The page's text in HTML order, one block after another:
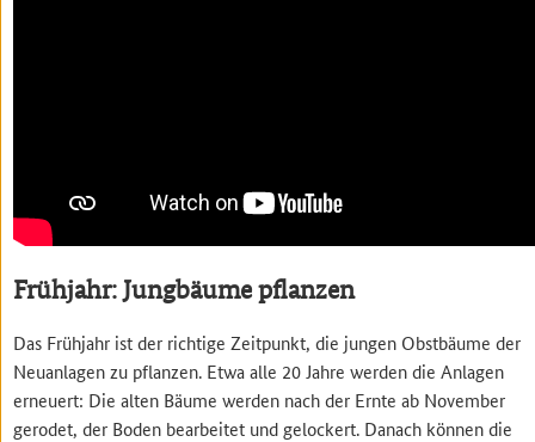
Frühjahr: Jungbäume pflanzen
Das Frühjahr ist der richtige Zeitpunkt, die jungen Obstbäume der
Neuanlagen zu pflanzen. Etwa alle 20 Jahre werden die Anlagen
erneuert: Die alten Bäume werden nach der Ernte ab November
gerodet, der Boden bearbeitet und gelockert. Danach können die